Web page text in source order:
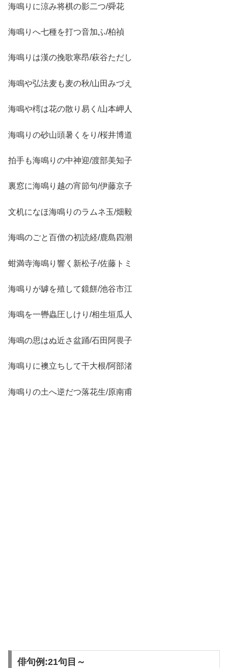
海鳴りに涼み将棋の影二つ/舜花
海鳴りへ七種を打つ音加ふ/柏禎
海鳴りは漢の挽歌寒昂/萩谷ただし
海鳴や弘法麦も麦の秋/山田みづえ
海鳴や樗は花の散り易く/山本岬人
海鳴りの砂山頭暑くをり/桜井博道
拍手も海鳴りの中神迎/渡部美知子
裏窓に海鳴り越の宵節句/伊藤京子
文机になほ海鳴りのラムネ玉/畑毅
海鳴のごと百僧の初読経/鹿島四潮
蚶満寺海鳴り響く新松子/佐藤トミ
海鳴りが罅を殖して鏡餅/池谷市江
海鳴を一轡蟲圧しけり/相生垣瓜人
海鳴の思はぬ近さ盆踊/石田阿畏子
海鳴りに襖立ちして干大根/阿部渚
海鳴りの土へ逆だつ落花生/原南甫
俳句例:21句目～